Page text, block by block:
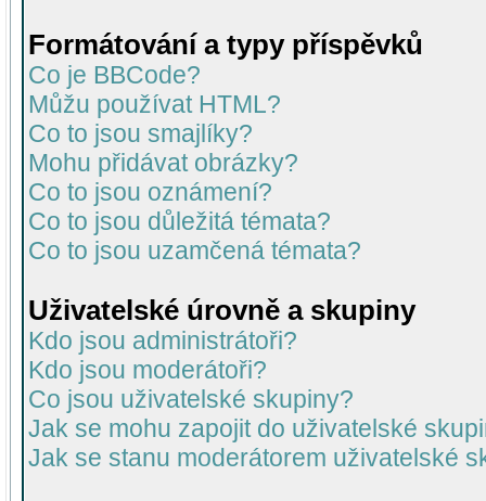
Formátování a typy příspěvků
Co je BBCode?
Můžu používat HTML?
Co to jsou smajlíky?
Mohu přidávat obrázky?
Co to jsou oznámení?
Co to jsou důležitá témata?
Co to jsou uzamčená témata?
Uživatelské úrovně a skupiny
Kdo jsou administrátoři?
Kdo jsou moderátoři?
Co jsou uživatelské skupiny?
Jak se mohu zapojit do uživatelské
Jak se stanu moderátorem uživatelské